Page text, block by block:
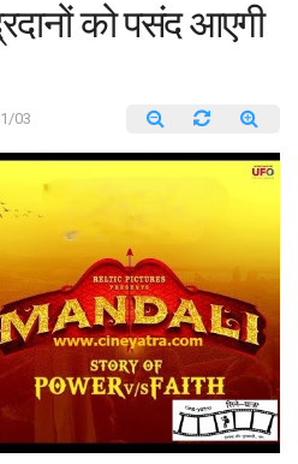
को पसंद आएगी
03